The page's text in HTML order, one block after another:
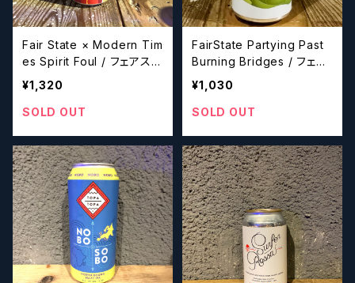
Fair State × Modern Tim
es Spirit Foul / フェアステ
イト × モダンタイムズ スピ
リット ファウル【クラフトビ
ールシザーズ】
¥1,320
SOLD OUT
FairState Partying Past
Burning Bridges / フェア
ステイト パーティイング パ
スト バーニング ブリッジズ
【クラフトビール】
¥1,030
SOLD OUT